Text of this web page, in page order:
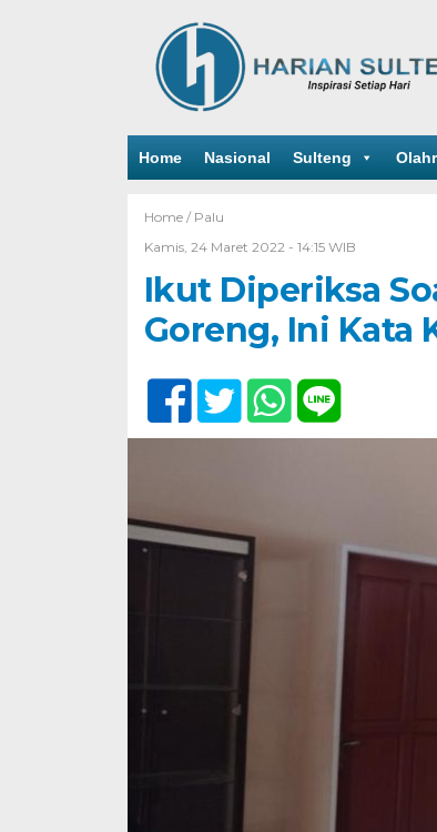
Home Nasional Sulteng
Home / Palu
Kamis, 24 Maret 2022 - 14:15 WIB
Ikut Diperiksa
Goreng, Ini Kata